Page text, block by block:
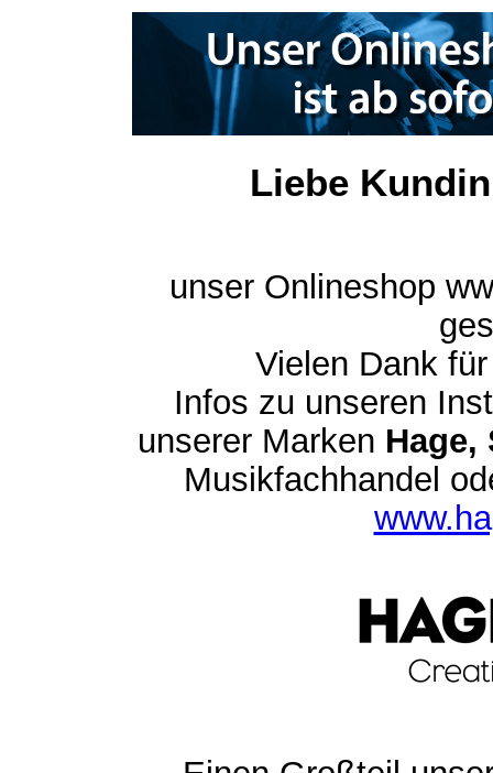
Liebe
unser Onlineshop
Vielen Dank
Infos zu unseren
unserer Marken Hage,
Musikfachhandel